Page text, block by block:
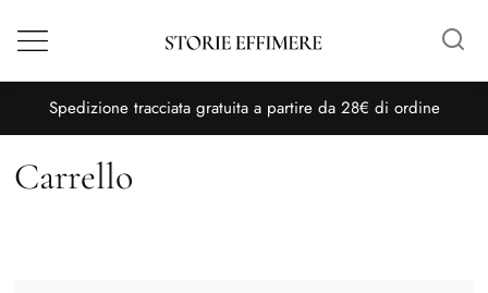
Menù
Spedizione tracciata gratuita a partire da 28€ di ordine
Carrello